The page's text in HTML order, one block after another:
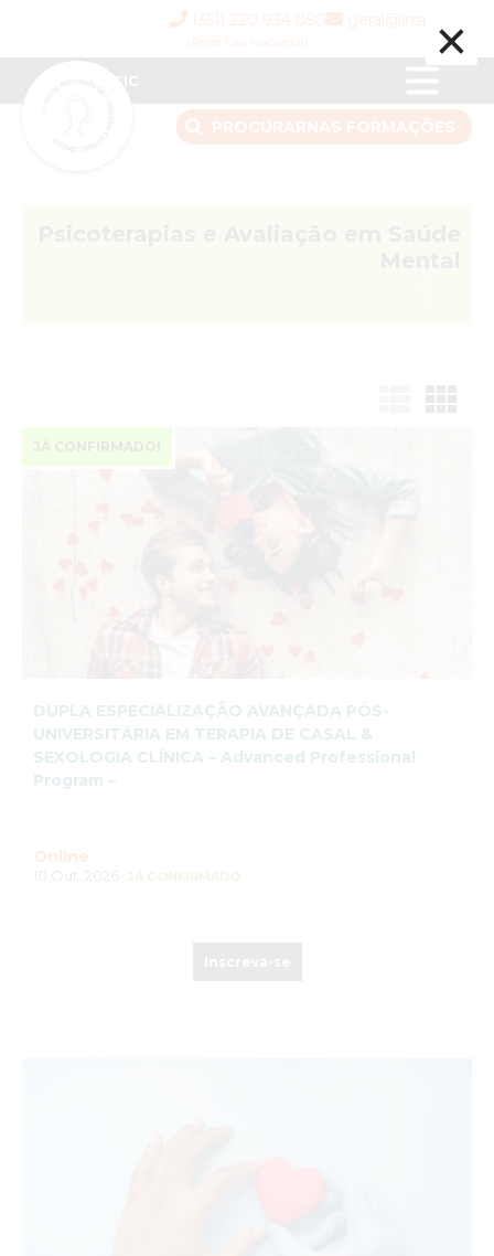
(351) 220 934 050
(Rede fixa nacional)
geral@inspsic.pt
PROCURARNAS FORMAÇÕES
JÁ CONFIRMADO!
DUPLA ESPECIALIZAÇÃO AVANÇADA PÓS-
UNIVERSITÁRIA EM TERAPIA DE CASAL &
SEXOLOGIA CLÍNICA – Advanced Professional
Program –
Online
JÁ CONFIRMADO
×